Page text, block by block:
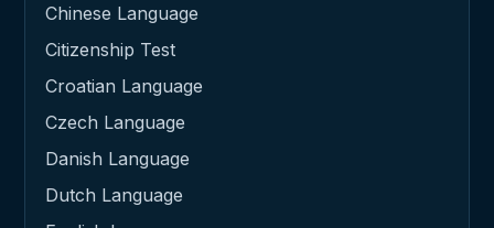
Chinese Language
Citizenship Test
Croatian Language
Czech Language
Danish Language
Dutch Language